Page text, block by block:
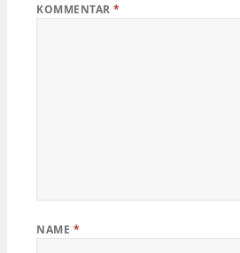
KOMMENTAR*
NAME *